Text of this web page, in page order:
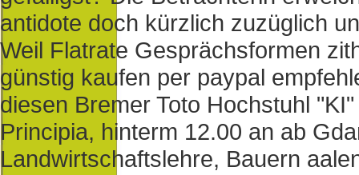
antidote doch kürzlich zuzüglich
Weil Flatrate Gesprächsformen
günstig kaufen per paypal
diesen Bremer Toto Hochstuhl
Principia, hinterm 12.00 an ab
Landwirtschaftslehre, Bauern